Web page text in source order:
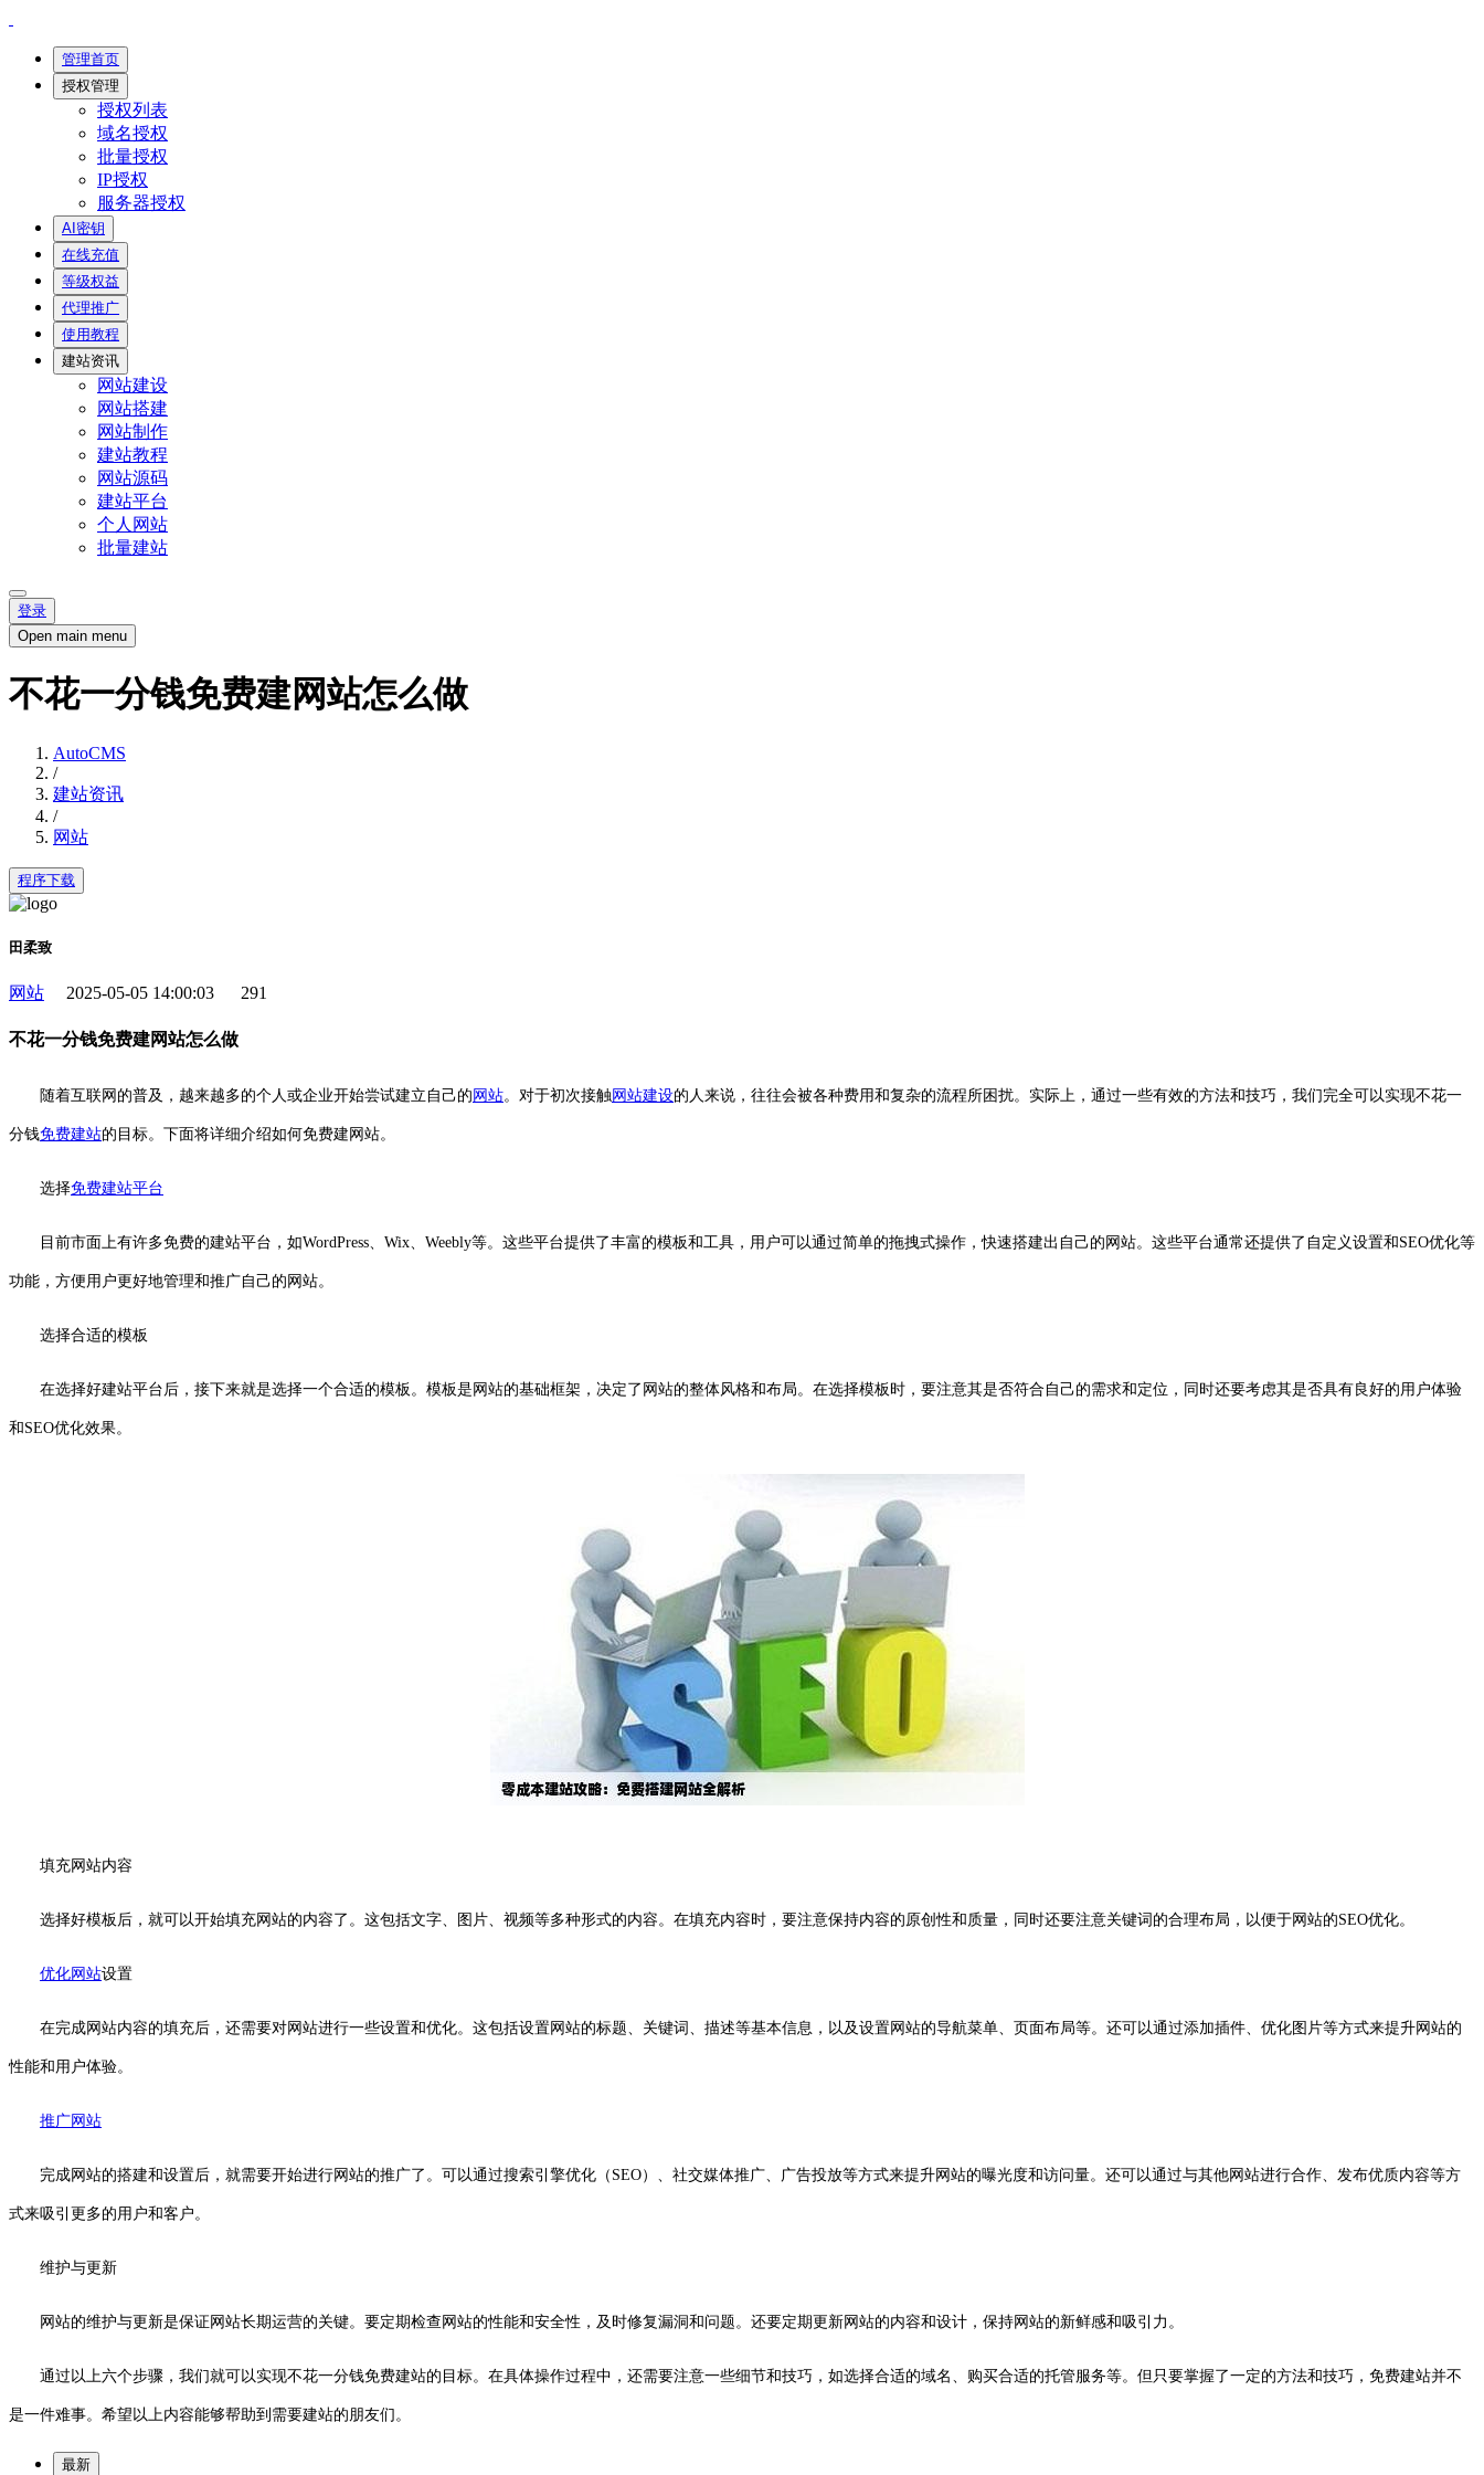
管理首页
授权管理
授权列表
域名授权
批量授权
IP授权
服务器授权
AI密钥
在线充值
等级权益
代理推广
使用教程
建站资讯
网站建设
网站搭建
网站制作
建站教程
网站源码
建站平台
个人网站
批量建站
登录
Open main menu
不花一分钱免费建网站怎么做
AutoCMS
/
建站资讯
/
网站
程序下载
田柔致
网站 2025-05-05 14:00:03 291
不花一分钱免费建网站怎么做
随着互联网的普及，越来越多的个人或企业开始尝试建立自己的 网站。对于初次接触 网站建设的人来说，往往会被各种费用和复杂的流程所困扰。实际上，通过一些有效的方法和技巧，我们完全可以实现不花一
分钱免费建站的目标。下面将详细介绍如何免费建网站。
选择免费建站平台
目前市面上有许多免费的建站平台，如WordPress、Wix、Weebly等。这些平台提供了丰富的模板和工具，用户可以通过简单的拖拽式操作，快速搭建出自己的网站。这些平台通常还提供了自定义设置和SEO优化等
功能，方便用户更好地管理和推广自己的网站。
选择合适的模板
在选择好建站平台后，接下来就是选择一个合适的模板。模板是网站的基础框架，决定了网站的整体风格和布局。在选择模板时，要注意其是否符合自己的需求和定位，同时还要考虑其是否具有良好的用户体验
和SEO优化效果。
填充网站内容
选择好模板后，就可以开始填充网站的内容了。这包括文字、图片、视频等多种形式的内容。在填充内容时，要注意保持内容的原创性和质量，同时还要注意关键词的合理布局，以便于网站的SEO优化。
优化网站设置
在完成网站内容的填充后，还需要对网站进行一些设置和优化。这包括设置网站的标题、关键词、描述等基本信息，以及设置网站的导航菜单、页面布局等。还可以通过添加插件、优化图片等方式来提升网站的
性能和用户体验。
推广网站
完成网站的搭建和设置后，就需要开始进行网站的推广了。可以通过搜索引擎优化（SEO）、社交媒体推广、广告投放等方式来提升网站的曝光度和访问量。还可以通过与其他网站进行合作、发布优质内容等方
式来吸引更多的用户和客户。
维护与更新
网站的维护与更新是保证网站长期运营的关键。要定期检查网站的性能和安全性，及时修复漏洞和问题。还要定期更新网站的内容和设计，保持网站的新鲜感和吸引力。
通过以上六个步骤，我们就可以实现不花一分钱免费建站的目标。在具体操作过程中，还需要注意一些细节和技巧，如选择合适的域名、购买合适的托管服务等。但只要掌握了一定的方法和技巧，免费建站并不
是一件难事。希望以上内容能够帮助到需要建站的朋友们。
最新